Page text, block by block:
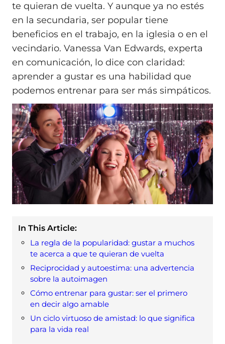
te quieran de vuelta. Y aunque ya no estés
en la secundaria, ser popular tiene
beneficios en el trabajo, en la iglesia o en el
vecindario. Vanessa Van Edwards, experta
en comunicación, lo dice con claridad:
aprender a gustar es una habilidad que
podemos entrenar para ser más simpáticos.
In This Article:
La regla de la popularidad: gustar a muchos
te acerca a que te quieran de vuelta
Reciprocidad y autoestima: una advertencia
sobre la autoimagen
Cómo entrenar para gustar: ser el primero
en decir algo amable
Un ciclo virtuoso de amistad: lo que significa
para la vida real